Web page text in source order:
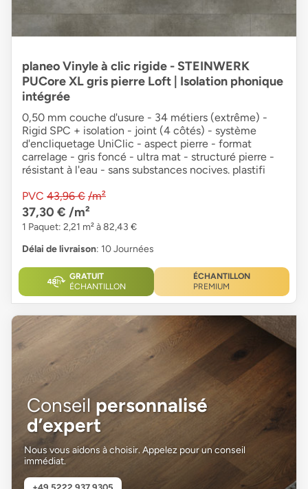
planeo Vinyle à clic rigide - STEINWERK
PUCore XL gris pierre Loft | Isolation phonique
intégrée
0,50 mm couche d'usure - 34 métiers (extrême) -
Rigid SPC + isolation - joint (4 côtés) - système
d'encliquetage UniClic - aspect pierre - format
carrelage - gris foncé - ultra mat - structuré pierre -
résistant à l'eau - sans substances nocives. plastifi
PVC 43,96 € /m²
37,30 € /m²
1 Paquet: 2,21 m² à 82,43 €
Délai de livraison: 10 Journées
GRATUIT
ÉCHANTILLON
ÉCHANTILLON
PREMIUM
Conseil personnalisé
d’expert
Nous vous aidons à choisir. Appelez pour un conseil
immédiat.